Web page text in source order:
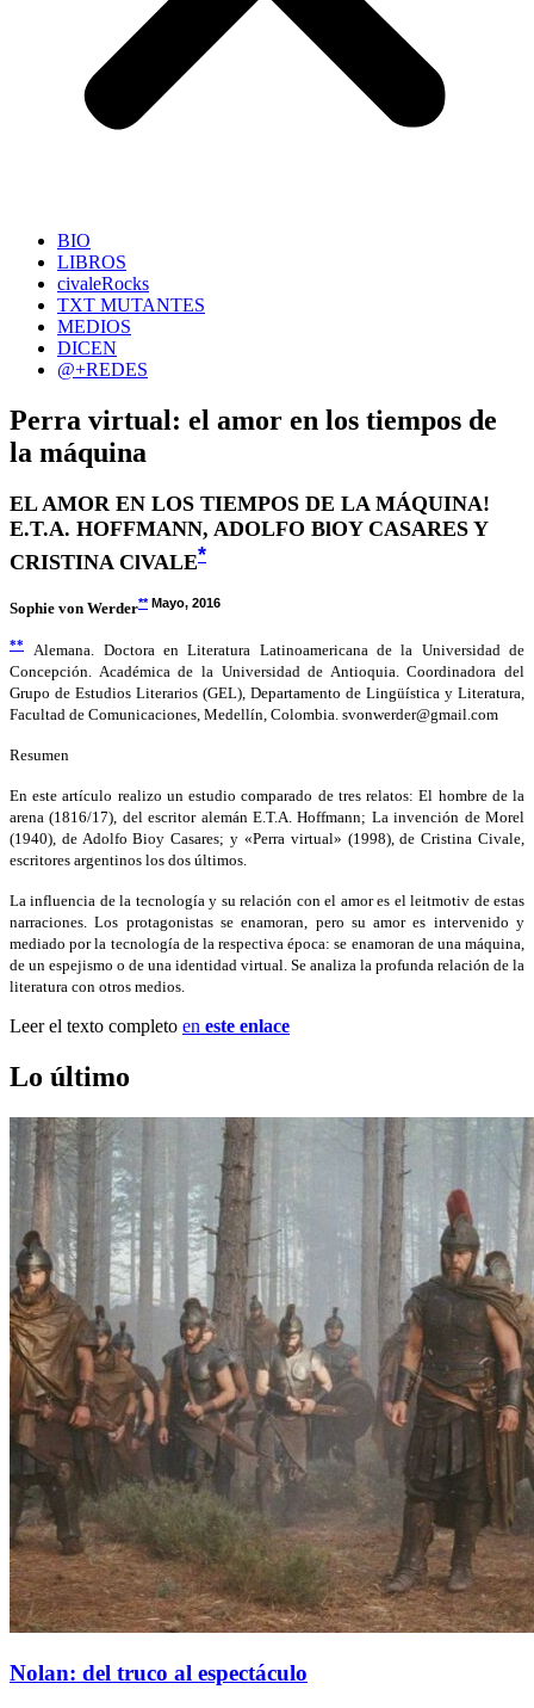
BIO
LIBROS
civaleRocks
TXT MUTANTES
MEDIOS
DICEN
@+REDES
Perra virtual: el amor en los tiempos de
la máquina
EL AMOR EN LOS TIEMPOS DE LA MÁQUINA!
E.T.A. HOFFMANN, ADOLFO BlOY CASARES Y
CRISTINA ClVALE*
Sophie von Werder**Mayo, 2016
**
Alemana. Doctora en Literatura Latinoamericana de la Universidad de
Concepción. Académica de la Universidad de Antioquia. Coordinadora del
Grupo de Estudios Literarios (GEL), Departamento de Lingüística y Literatura,
Facultad de Comunicaciones, Medellín, Colombia. svonwerder@gmail.com
Resumen
En este artículo realizo un estudio comparado de tres relatos: El hombre de la
arena (1816/17), del escritor alemán E.T.A. Hoffmann; La invención de Morel
(1940), de Adolfo Bioy Casares; y «Perra virtual» (1998), de Cristina Civale,
escritores argentinos los dos últimos.
La influencia de la tecnología y su relación con el amor es el leitmotiv de estas
narraciones. Los protagonistas se enamoran, pero su amor es intervenido y
mediado por la tecnología de la respectiva época: se enamoran de una máquina,
de un espejismo o de una identidad virtual. Se analiza la profunda relación de la
literatura con otros medios.
Leer el texto completo en este enlace
Lo último
Nolan: del truco al espectáculo